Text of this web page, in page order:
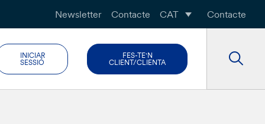
Newsletter Contacte CAT Contacte
INICIAR
SESSIÓ
FES-TE'N
CLIENT/CLIENTA